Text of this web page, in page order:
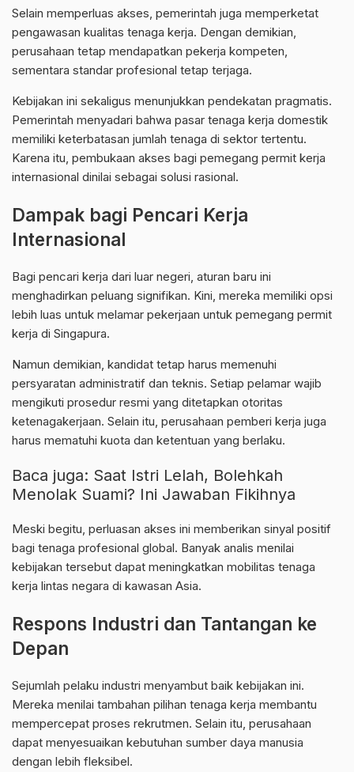
Selain memperluas akses, pemerintah juga memperketat
pengawasan kualitas tenaga kerja. Dengan demikian,
perusahaan tetap mendapatkan pekerja kompeten,
sementara standar profesional tetap terjaga.
Kebijakan ini sekaligus menunjukkan pendekatan pragmatis.
Pemerintah menyadari bahwa pasar tenaga kerja domestik
memiliki keterbatasan jumlah tenaga di sektor tertentu.
Karena itu, pembukaan akses bagi pemegang permit kerja
internasional dinilai sebagai solusi rasional.
Dampak bagi Pencari Kerja
Internasional
Bagi pencari kerja dari luar negeri, aturan baru ini
menghadirkan peluang signifikan. Kini, mereka memiliki opsi
lebih luas untuk melamar pekerjaan untuk pemegang permit
kerja di Singapura.
Namun demikian, kandidat tetap harus memenuhi
persyaratan administratif dan teknis. Setiap pelamar wajib
mengikuti prosedur resmi yang ditetapkan otoritas
ketenagakerjaan. Selain itu, perusahaan pemberi kerja juga
harus mematuhi kuota dan ketentuan yang berlaku.
Baca juga: Saat Istri Lelah, Bolehkah
Menolak Suami? Ini Jawaban Fikihnya
Meski begitu, perluasan akses ini memberikan sinyal positif
bagi tenaga profesional global. Banyak analis menilai
kebijakan tersebut dapat meningkatkan mobilitas tenaga
kerja lintas negara di kawasan Asia.
Respons Industri dan Tantangan ke
Depan
Sejumlah pelaku industri menyambut baik kebijakan ini.
Mereka menilai tambahan pilihan tenaga kerja membantu
mempercepat proses rekrutmen. Selain itu, perusahaan
dapat menyesuaikan kebutuhan sumber daya manusia
dengan lebih fleksibel.